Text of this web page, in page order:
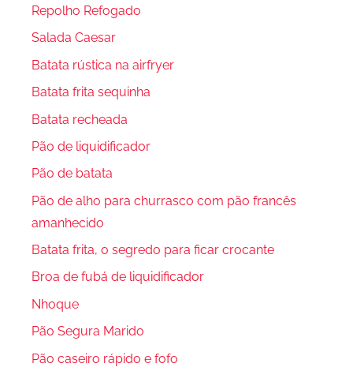
Repolho Refogado
Salada Caesar
Batata rústica na airfryer
Batata frita sequinha
Batata recheada
Pão de liquidificador
Pão de batata
Pão de alho para churrasco com pão francês
amanhecido
Batata frita, o segredo para ficar crocante
Broa de fubá de liquidificador
Nhoque
Pão Segura Marido
Pão caseiro rápido e fofo